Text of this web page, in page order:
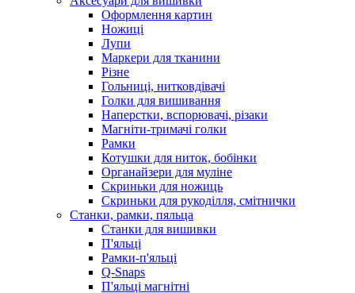
Оформлення картин
Ножиці
Лупи
Маркери для тканини
Різне
Гольниці, нитковдівачі
Голки для вишивання
Наперстки, вспорювачі, різаки
Магніти-тримачі голки
Рамки
Котушки для ниток, бобінки
Органайзери для муліне
Скриньки для ножиць
Скриньки для рукоділля, смітнички
Станки, рамки, пяльца
Станки для вишивки
П'яльці
Рамки-п'яльці
Q-Snaps
П'яльці магнітні